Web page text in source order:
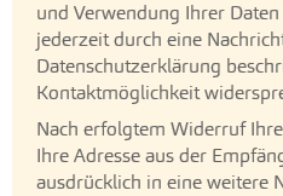
und Verwendung Ihrer
jederzeit durch eine
Datenschutzerklärung
Kontaktmöglichkeit
Nach erfolgtem Widerruf
Ihre Adresse aus der
ausdrücklich in eine weitere